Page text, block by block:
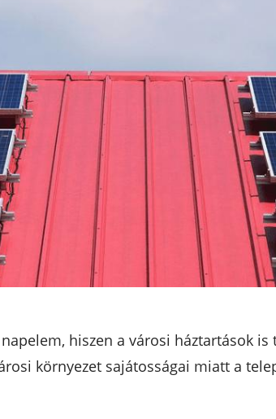
hiszen a városi háztartások
környezet sajátosságai miatt a